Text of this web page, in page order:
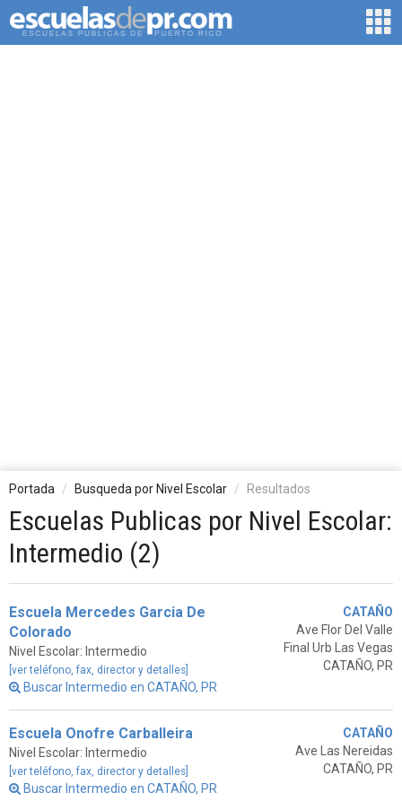
Portada Busqueda por Nivel Escolar Resultados
Escuelas Publicas por Nivel Escolar:
Intermedio (2)
Escuela Mercedes Garcia De
Colorado
Nivel Escolar: Intermedio
[ver teléfono, fax, director y detalles]
Buscar Intermedio en CATAÑO, PR
CATAÑO
Ave Flor Del Valle
Final Urb Las Vegas
CATAÑO, PR
Escuela Onofre Carballeira
Nivel Escolar: Intermedio
[ver teléfono, fax, director y detalles]
Buscar Intermedio en CATAÑO, PR
CATAÑO
Ave Las Nereidas
CATAÑO, PR